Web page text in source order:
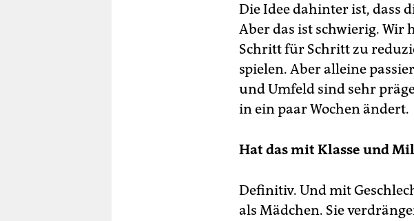
Die Idee dahinter ist, dass
Aber das ist schwierig.
Schritt für Schritt zu
spielen. Aber alleine
und Umfeld sind sehr
in ein paar Wochen ändert.
Hat das mit Klasse und
Definitiv. Und mit
als Mädchen. Sie